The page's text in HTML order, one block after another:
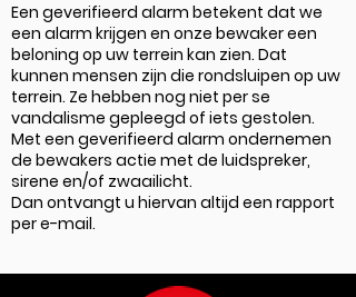
Een geverifieerd alarm betekent dat we
een alarm krijgen en onze bewaker een
beloning op uw terrein kan zien. Dat
kunnen mensen zijn die rondsluipen op uw
terrein. Ze hebben nog niet per se
vandalisme gepleegd of iets gestolen.
Met een geverifieerd alarm ondernemen
de bewakers actie met de luidspreker,
sirene en/of zwaailicht.
Dan ontvangt u hiervan altijd een rapport
per e-mail.